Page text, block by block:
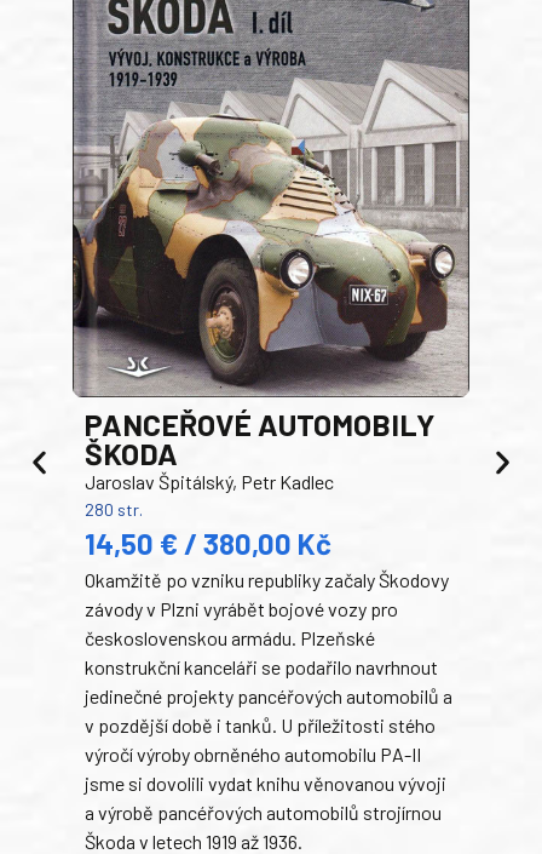
PANCEŘOVÉ AUTOMOBILY
ŠKODA
Jaroslav Špitálský, Petr Kadlec
280 str.
14,50 € / 380,00 Kč
Okamžitě po vzniku republiky začaly Škodovy
závody v Plzni vyrábět bojové vozy pro
československou armádu. Plzeňské
konstrukční kanceláři se podařilo navrhnout
jedinečné projekty pancéřových automobilů a
v pozdější době i tanků. U příležitosti stého
výročí výroby obrněného automobilu PA-II
jsme si dovolili vydat knihu věnovanou vývoji
a výrobě pancéřových automobilů strojírnou
Škoda v letech 1919 až 1936.